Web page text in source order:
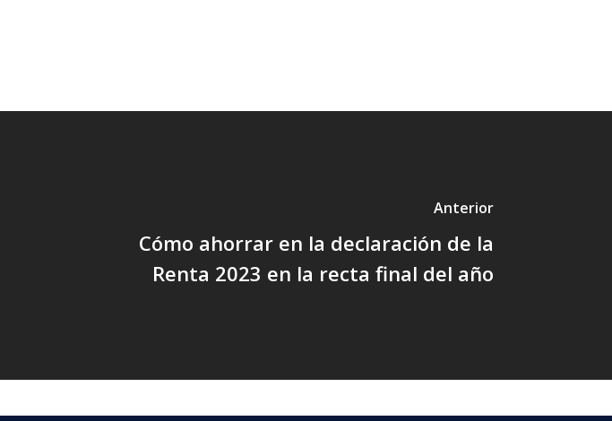
Anterior
Cómo ahorrar en la declaración de la
Renta 2023 en la recta final del año